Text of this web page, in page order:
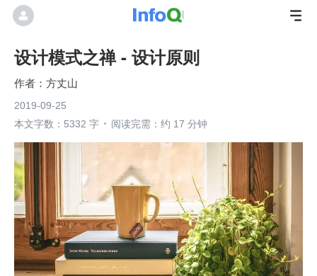
设计模式之禅 - 设计原则
方丈山
2019-09-25
本文字数：5332 字
阅读完需：约 17 分钟